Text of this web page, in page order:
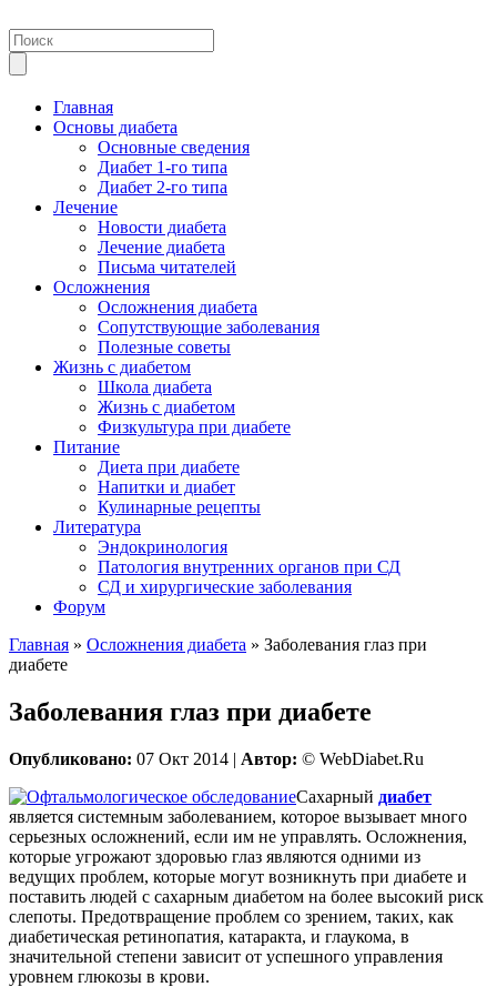
Главная
Основы диабета
Основные сведения
Диабет 1-го типа
Диабет 2-го типа
Лечение
Новости диабета
Лечение диабета
Письма читателей
Осложнения
Осложнения диабета
Сопутствующие заболевания
Полезные советы
Жизнь с диабетом
Школа диабета
Жизнь с диабетом
Физкультура при диабете
Питание
Диета при диабете
Напитки и диабет
Кулинарные рецепты
Литература
Эндокринология
Патология внутренних органов при СД
СД и хирургические заболевания
Форум
Главная » Осложнения диабета » Заболевания глаз при
диабете
Заболевания глаз при диабете
Опубликовано: 07 Окт 2014 | Автор: © WebDiabet.Ru
Сахарный диабет
является системным заболеванием, которое вызывает много
серьезных осложнений, если им не управлять. Осложнения,
которые угрожают здоровью глаз являются одними из
ведущих проблем, которые могут возникнуть при диабете и
поставить людей с сахарным диабетом на более высокий риск
слепоты. Предотвращение проблем со зрением, таких, как
диабетическая ретинопатия, катаракта, и глаукома, в
значительной степени зависит от успешного управления
уровнем глюкозы в крови.